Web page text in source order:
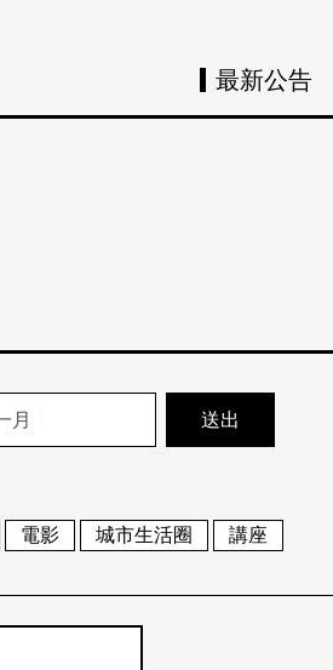
最新公告
電影 城市生活圈 講座